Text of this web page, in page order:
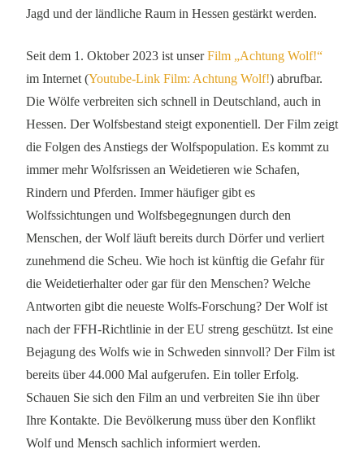
Jagd und der ländliche Raum in Hessen gestärkt werden.
Seit dem 1. Oktober 2023 ist unserFilm „Achtung Wolf!“
im Internet (Youtube-Link Film: Achtung Wolf!) abrufbar.
Die Wölfe verbreiten sich schnell in Deutschland, auch in
Hessen. Der Wolfsbestand steigt exponentiell. Der Film zeigt
die Folgen des Anstiegs der Wolfspopulation. Es kommt zu
immer mehr Wolfsrissen an Weidetieren wie Schafen,
Rindern und Pferden. Immer häufiger gibt es
Wolfssichtungen und Wolfsbegegnungen durch den
Menschen, der Wolf läuft bereits durch Dörfer und verliert
zunehmend die Scheu. Wie hoch ist künftig die Gefahr für
die Weidetierhalter oder gar für den Menschen? Welche
Antworten gibt die neueste Wolfs-Forschung? Der Wolf ist
nach der FFH-Richtlinie in der EU streng geschützt. Ist eine
Bejagung des Wolfs wie in Schweden sinnvoll? Der Film ist
bereits über 44.000 Mal aufgerufen. Ein toller Erfolg.
Schauen Sie sich den Film an und verbreiten Sie ihn über
Ihre Kontakte. Die Bevölkerung muss über den Konflikt
Wolf und Mensch sachlich informiert werden.